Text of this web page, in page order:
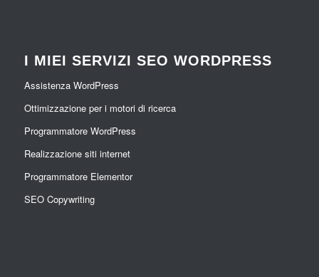
I MIEI SERVIZI SEO WORDPRESS
Assistenza WordPress
Ottimizzazione per i motori di ricerca
Programmatore WordPress
Realizzazione siti internet
Programmatore Elementor
SEO Copywriting